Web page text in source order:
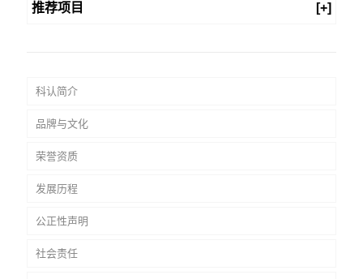
推荐项目 [+]
科认简介
品牌与文化
荣誉资质
发展历程
公正性声明
社会责任